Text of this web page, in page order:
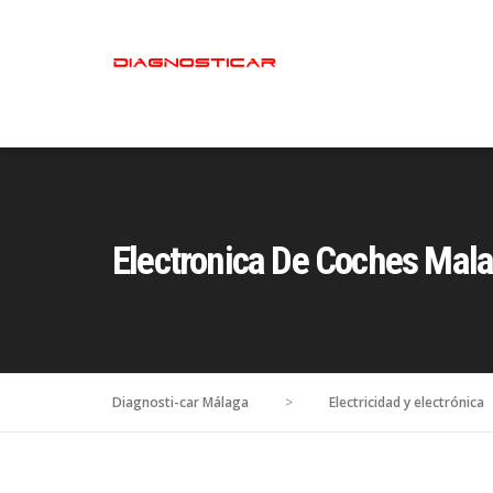
Electronica De Coches
Diagnosti-car Málaga > Electricidad y electrónica